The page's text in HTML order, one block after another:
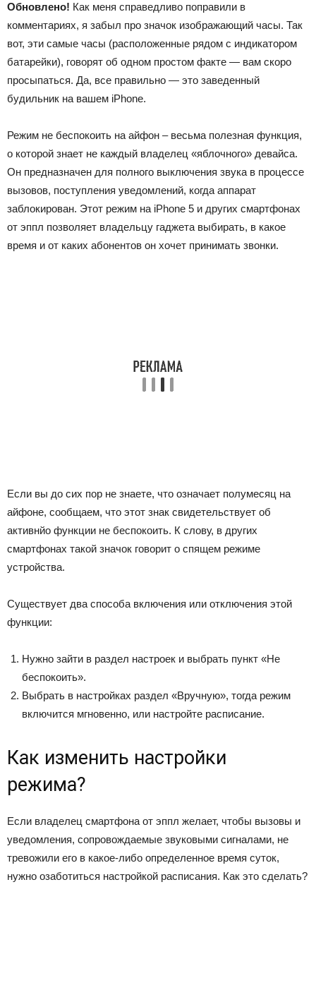
Обновлено! Как меня справедливо поправили в
комментариях, я забыл про значок изображающий часы. Так
вот, эти самые часы (расположенные рядом с индикатором
батарейки), говорят об одном простом факте — вам скоро
просыпаться. Да, все правильно — это заведенный
будильник на вашем iPhone.
Режим не беспокоить на айфон – весьма полезная функция,
о которой знает не каждый владелец «яблочного» девайса.
Он предназначен для полного выключения звука в процессе
вызовов, поступления уведомлений, когда аппарат
заблокирован. Этот режим на iPhone 5 и других смартфонах
от эппл позволяет владельцу гаджета выбирать, в какое
время и от каких абонентов он хочет принимать звонки.
Если вы до сих пор не знаете, что означает полумесяц на
айфоне, сообщаем, что этот знак свидетельствует об
активнйо функции не беспокоить. К слову, в других
смартфонах такой значок говорит о спящем режиме
устройства.
Существует два способа включения или отключения этой
функции:
Нужно зайти в раздел настроек и выбрать пункт «Не
беспокоить».
Выбрать в настройках раздел «Вручную», тогда режим
включится мгновенно, или настройте расписание.
Как изменить настройки
режима?
Если владелец смартфона от эппл желает, чтобы вызовы и
уведомления, сопровождаемые звуковыми сигналами, не
тревожили его в какое-либо определенное время суток,
нужно озаботиться настройкой расписания. Как это сделать?